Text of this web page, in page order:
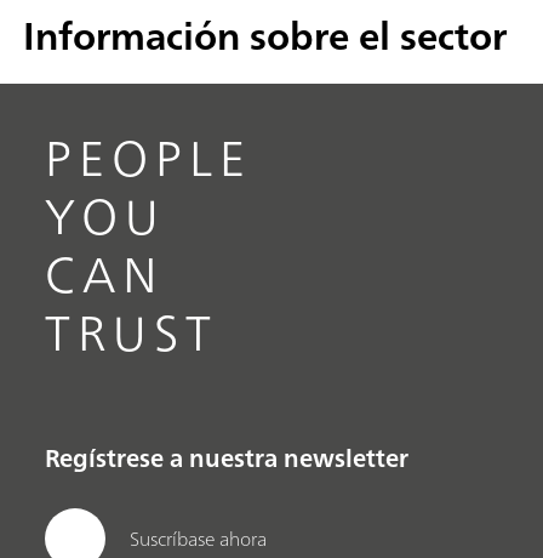
Información sobre el sector
PEOPLE
YOU
CAN
TRUST
Regístrese a nuestra newsletter
Suscríbase ahora